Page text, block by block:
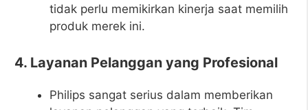
tidak perlu memikirkan kinerja saat memilih
produk merek ini.
4. Layanan Pelanggan yang Profesional
Philips sangat serius dalam memberikan